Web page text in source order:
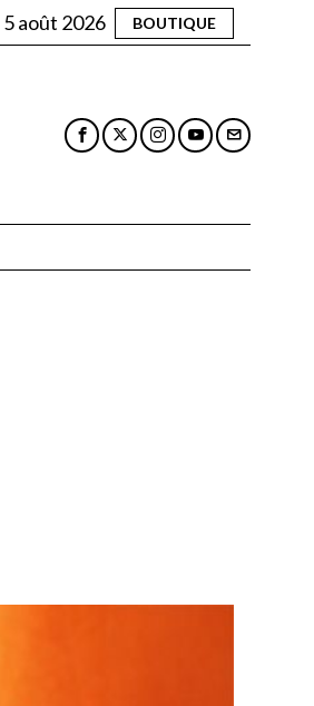
5 août 2026 BOUTIQUE